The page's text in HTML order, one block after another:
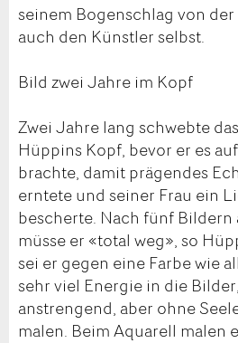
seinem Bogenschlag von
auch den Künstler selbst.
Bild zwei Jahre im Kopf
Zwei Jahre lang schwebte
Hüppins Kopf, bevor er es
brachte, damit prägendes
erntete und seiner Frau ein
bescherte. Nach fünf
müsse er «total weg», so
sei er gegen eine Farbe wie
sehr viel Energie in die
anstrengend, aber ohne
malen. Beim Aquarell malen